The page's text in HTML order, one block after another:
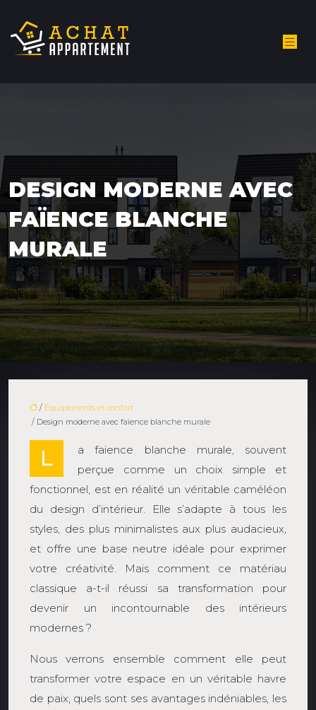
DESIGN MODERNE AVEC
FAÏENCE BLANCHE
MURALE
/ Équipements et confort
/ Design moderne avec faïence blanche murale
L
a faïence blanche murale, souvent
perçue comme un choix simple et
fonctionnel, est en réalité un véritable caméléon
du design d’intérieur. Elle s’adapte à tous les
styles, des plus minimalistes aux plus audacieux,
et offre une base neutre idéale pour exprimer
votre créativité. Mais comment ce matériau
classique a-t-il réussi sa transformation pour
devenir un incontournable des intérieurs
modernes ?
Nous verrons ensemble comment elle peut
transformer votre espace en un véritable havre
de paix, quels sont ses avantages indéniables, les